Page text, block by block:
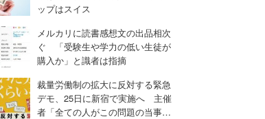
ップはスイス
メルカリに読書感想文の出品相次
ぐ 「受験生や学力の低い生徒が
購入か」と識者は指摘
裁量労働制の拡大に反対する緊急
デモ、25日に新宿で実施へ 主催
者「全ての人がこの問題の当事者